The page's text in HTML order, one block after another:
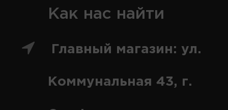
Как нас найти
Главный магазин: ул.
Коммунальная 43, г.